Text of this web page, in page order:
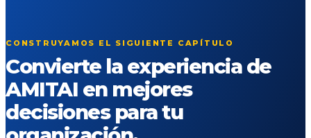
CONSTRUYAMOS EL SIGUIENTE CAPÍTULO
Convierte la experiencia de
AMITAI en mejores
decisiones para tu